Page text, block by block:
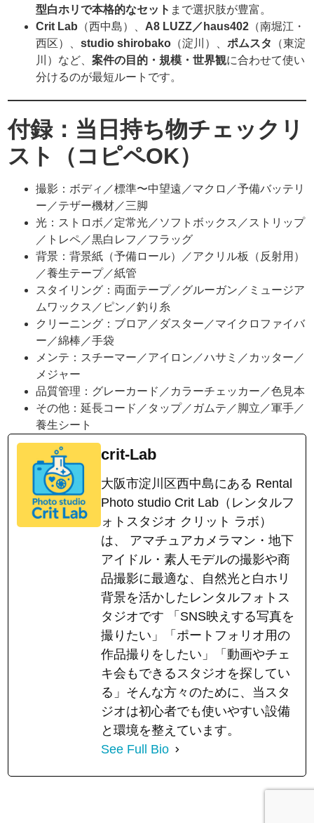
型白ホリで本格的なセット まで選択肢が豊富。
Crit Lab （西中島）、 A8 LUZZ／haus402 （南堀江・
西区）、studio shirobako （淀川）、ポムスタ
（東淀
川）など、案件の目的・規模・世界観に合わせて使い
分けるのが最短ルートです。
付録：当日持ち物チェックリ
スト（コピペOK）
撮影：ボディ／標準〜中望遠／マクロ／予備バッテリ
ー／テザー機材／三脚
光：ストロボ／定常光／ソフトボックス／ストリップ
／トレペ／黒白レフ／フラッグ
背景：背景紙（予備ロール）／アクリル板（反射用）
／養生テープ／紙管
スタイリング：両面テープ／グルーガン／ミュージア
ムワックス／ピン／釣り糸
クリーニング：ブロア／ダスター／マイクロファイバ
ー／綿棒／手袋
メンテ：スチーマー／アイロン／ハサミ／カッター／
メジャー
品質管理：グレーカード／カラーチェッカー／色見本
その他：延長コード／タップ／ガムテ／脚立／軍手／
養生シート
crit-Lab
大阪市淀川区西中島にある Rental
Photo studio Crit Lab（レンタルフ
ォトスタジオ クリット ラボ）
は、 アマチュアカメラマン・地下
アイドル・素人モデルの撮影や商
品撮影に最適な、自然光と白ホリ
背景を活かしたレンタルフォトス
タジオです 「SNS映えする写真を
撮りたい」「ポートフォリオ用の
作品撮りをしたい」「動画やチェ
キ会もできるスタジオを探してい
る」そんな方々のために、当スタ
ジオは初心者でも使いやすい設備
と環境を整えています。
See Full Bio